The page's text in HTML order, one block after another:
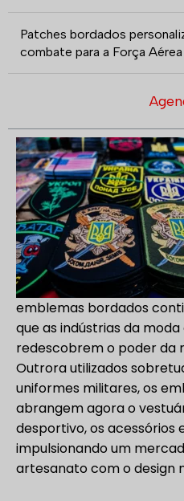
Patches bordados
combate para a Força
emblemas bordados
que as indústrias da
redescobrem o poder da
Outrora utilizados
uniformes militares, os
abrangem agora o
desportivo, os acessórios
impulsionando um
artesanato com o design